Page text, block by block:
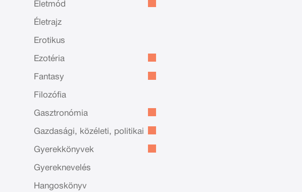
Életmód
Életrajz
Erotikus
Ezotéria
Fantasy
Filozófia
Gasztronómia
Gazdasági, közéleti, politikai
Gyerekkönyvek
Gyereknevelés
Hangoskönyv